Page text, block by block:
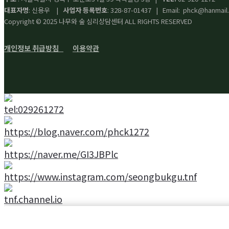
대표자명: 신용우 | 사업자 등록번호: 328-87-01437 | Email:
Copyright © 2025 나무와 숲 심리상담센터 ALL RIGHTS RESERVED
개인정보 취급방침 이용약관